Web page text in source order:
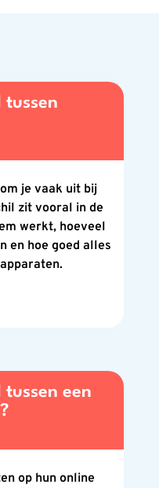
tussen
je vaak uit bij
zit vooral in de
werkt, hoeveel
en hoe goed alles
een
op hun online